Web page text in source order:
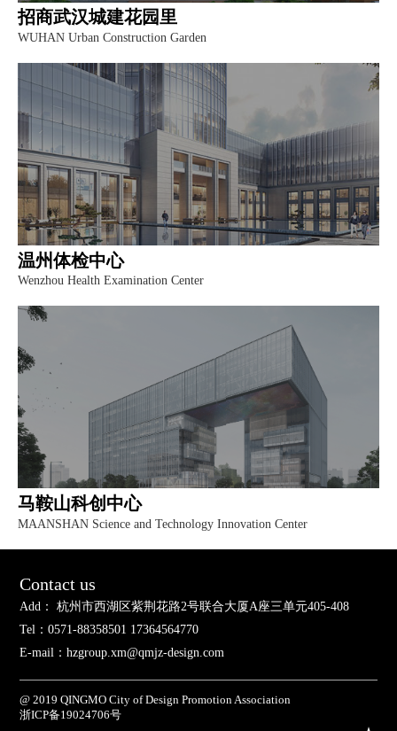
招商武汉城建花园里
WUHAN Urban Construction Garden
温州体检中心
Wenzhou Health Examination Center
马鞍山科创中心
MAANSHAN Science and Technology Innovation Center
Contact us
Add： 杭州市西湖区紫荆花路2号联合大厦A座三单元405-408
Tel：0571-88358501 17364564770
E-mail：hzgroup.xm@qmjz-design.com
@ 2019 QINGMO City of Design Promotion Association
浙ICP备19024706号